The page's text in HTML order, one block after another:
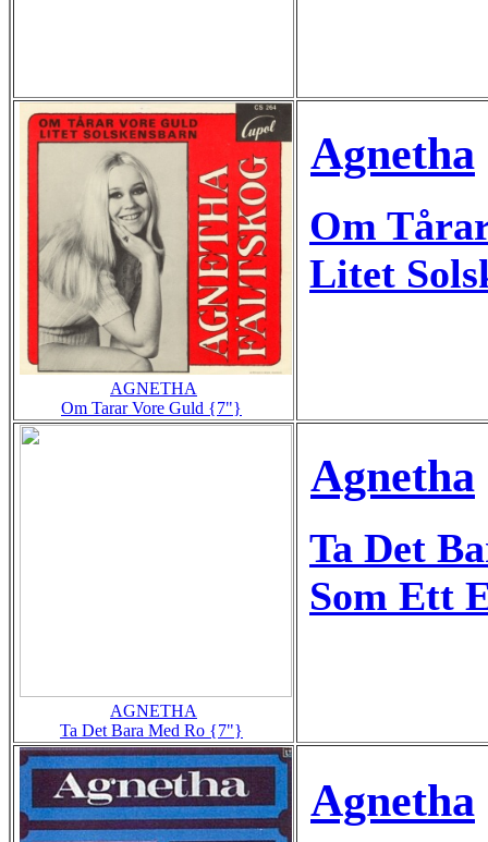
AGNETHA
Om Tarar Vore Guld {7"}
Agnetha
Om
Litet
AGNETHA
Ta Det Bara Med Ro {7"}
Agnetha
Ta Det
Som Ett
Agnetha